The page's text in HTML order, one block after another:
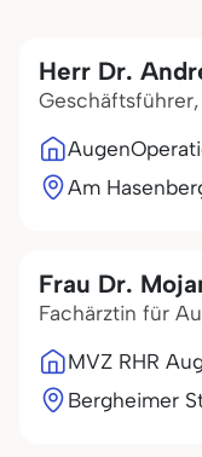
Herr Dr.
Am
Frau Dr.
Fachärztin für
MVZ RHR
Bergheimer